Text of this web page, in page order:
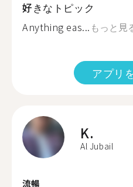
好きなトピック
Anything eas... もっと見
アプリ
K.
Al Jubail
流暢